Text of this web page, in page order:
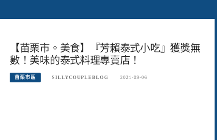
【苗栗市。美食】『芳賴泰式小吃』獲獎無
數！美味的泰式料理專賣店！
苗栗市區 SILLYCOUPLEBLOG 2021-09-06